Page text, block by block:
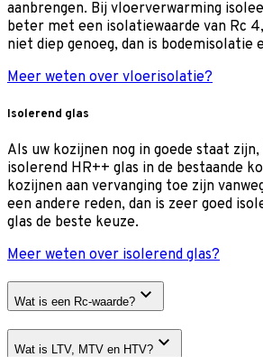
aanbrengen. Bij vloerverwarming
beter met een isolatiewaarde van Rc
niet diep genoeg, dan is bodemisolatie
Meer weten over vloerisolatie?
Isolerend glas
Als uw kozijnen nog in goede staat
isolerend HR++ glas in de bestaande
kozijnen aan vervanging toe zijn
een andere reden, dan is zeer goed
glas de beste keuze.
Meer weten over isolerend glas?
Wat is een Rc-waarde?
Wat is LTV, MTV en HTV?